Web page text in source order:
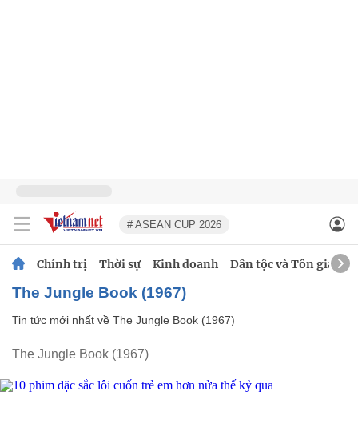
# ASEAN CUP 2026
Chính trị Thời sự Kinh doanh Dân tộc và Tôn giáo
The Jungle Book (1967)
Tin tức mới nhất về The Jungle Book (1967)
The Jungle Book (1967)